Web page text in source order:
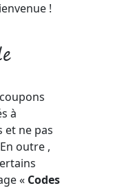
!
à
et ne pas
outre ,
« Codes